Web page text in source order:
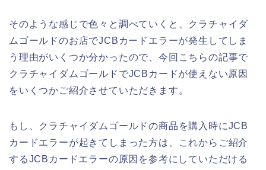
そのような感じで色々と調べていくと、クラチャイダ
ムゴールドのお店でJCBカードエラーが発生してしま
う理由がいくつか分かったので、今回こちらの記事で
クラチャイダムゴールドでJCBカードが使えない原因
をいくつかご紹介させていただきます。
もし、クラチャイダムゴールドの商品を購入時にJCB
カードエラーが起きてしまった方は、これからご紹介
するJCBカードエラーの原因を参考にしていただける